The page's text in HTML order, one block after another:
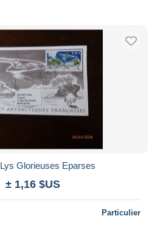
Glorieuses Eparses
± 1,16 $US
Particulier